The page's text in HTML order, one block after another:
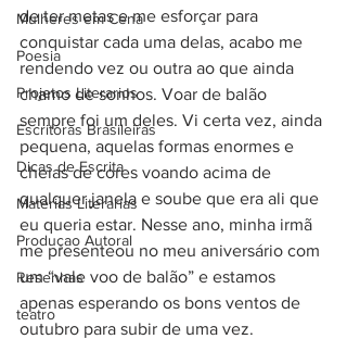
Mulheres em Cena
Poesia
Projetos Literarios
Escritoras Brasileiras
Dicas de Escrita
Materias Literarias
Produçao Autoral
Resenhas
teatro
de ter metas e me esforçar para
conquistar cada uma delas, acabo me
rendendo vez ou outra ao que ainda
chamo de sonhos. Voar de balão
sempre foi um deles. Vi certa vez, ainda
pequena, aquelas formas enormes e
cheias de cores voando acima de
qualquer janela e soube que era ali que
eu queria estar. Nesse ano, minha irmã
me presenteou no meu aniversário com
um “vale voo de balão” e estamos
apenas esperando os bons ventos de
outubro para subir de uma vez.